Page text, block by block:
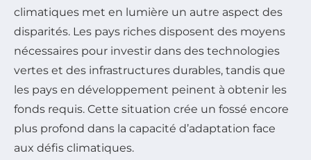
climatiques met en lumière un autre aspect des
disparités. Les pays riches disposent des moyens
nécessaires pour investir dans des technologies
vertes et des infrastructures durables, tandis que
les pays en développement peinent à obtenir les
fonds requis. Cette situation crée un fossé encore
plus profond dans la capacité d’adaptation face
aux défis climatiques.